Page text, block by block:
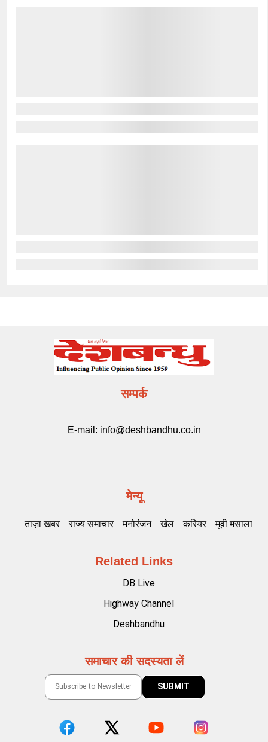
सम्पर्क
E-mail: info@deshbandhu.co.in
मेन्यू
ताज़ा खबर राज्य समाचार मनोरंजन खेल करियर मूवी मसाला
Related Links
DB Live
Highway Channel
Deshbandhu
समाचार की सदस्यता लें